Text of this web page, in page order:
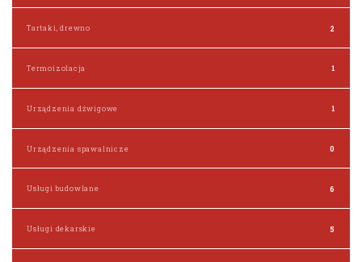
Tartaki, drewno 2
Termoizolacja 1
Urządzenia dźwigowe 1
Urządzenia spawalnicze 0
Usługi budowlane 6
Usługi dekarskie 5